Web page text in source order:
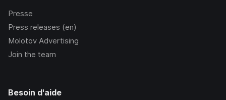
Presse
Press releases (en)
Molotov Advertising
Join the team
Besoin d'aide